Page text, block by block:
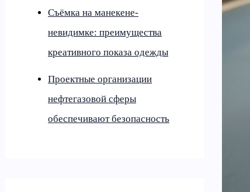
Съёмка на манекене-
невидимке: преимущества
креативного показа одежды
Проектные организации
нефтегазовой сферы
обеспечивают безопасность